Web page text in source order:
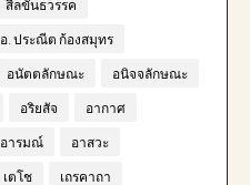
สีลขันธวรรค
อ. ประณีต ก้องสมุทร
อนัตตลักษณะ อนิจจลักษณะ
อริยสัจ อากาศ
อารมณ์ อาสวะ
เตโช เถรคาถา